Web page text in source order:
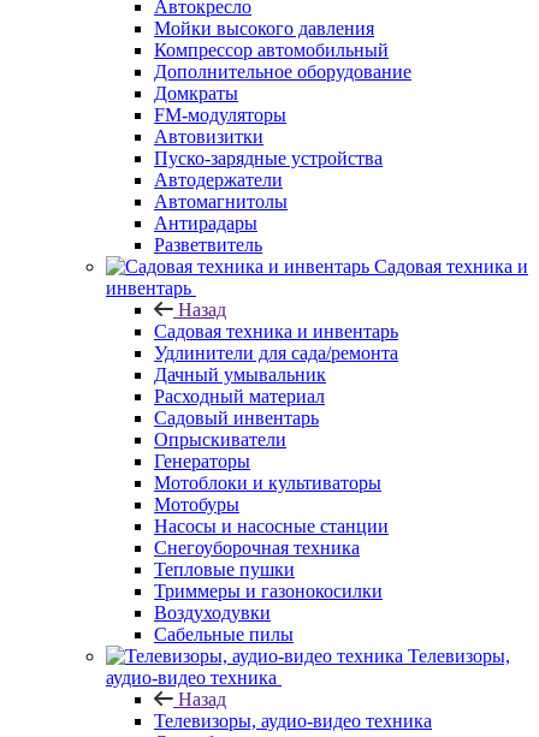
Автокресло
Мойки высокого давления
Компрессор автомобильный
Дополнительное оборудование
Домкраты
FM-модуляторы
Автовизитки
Пуско-зарядные устройства
Автодержатели
Автомагнитолы
Антирадары
Разветвитель
Садовая техника и
инвентарь
Назад
Садовая техника и инвентарь
Удлинители для сада/ремонта
Дачный умывальник
Расходный материал
Садовый инвентарь
Опрыскиватели
Генераторы
Мотоблоки и культиваторы
Мотобуры
Насосы и насосные станции
Снегоуборочная техника
Тепловые пушки
Триммеры и газонокосилки
Воздуходувки
Сабельные пилы
Телевизоры,
аудио-видео техника
Назад
Телевизоры, аудио-видео техника